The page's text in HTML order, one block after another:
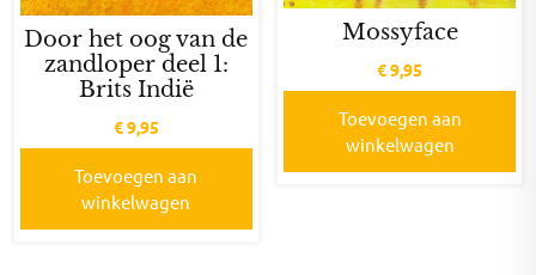
Door het oog van de
zandloper deel 1:
Brits Indië
€9,95
Toevoegen aan
winkelwagen
Mossyface
€9,95
Toevoegen aan
winkelwagen